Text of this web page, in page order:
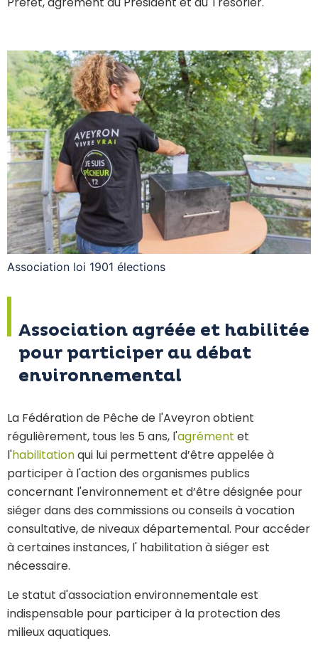
Association loi 1901 élections
Association agréée et habilitée
pour participer au débat
environnemental
La Fédération de Pêche de l'Aveyron obtient
régulièrement, tous les 5 ans, l'agrément et
l'habilitationqui lui permettent d’être appelée à
participer à l'action des organismes publics
concernant l'environnement et d’être désignée pour
siéger dans des commissions ou conseils à vocation
consultative, de niveaux départemental. Pour accéder
à certaines instances, l' habilitation à siéger est
nécessaire.
Le statut d'association environnementale est
indispensable pour participer à la protection des
milieux aquatiques.